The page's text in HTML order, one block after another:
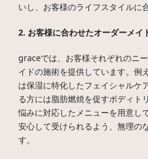
いし、お客様のライフスタイルに
2. お客様に合わせたオーダーメイ
graceでは、お客様それぞれのニ
イドの施術を提供しています。例
は保湿に特化したフェイシャルケ
る方には脂肪燃焼を促すボディト
悩みに対応したメニューを用意し
安心して受けられるよう、無理の
す。